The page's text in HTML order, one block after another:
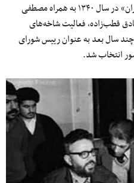
ابراهیم یزدی با تاسیس «نهضت آزادی ایران» در سال ۱۳۴۰ به همراه مصطفی
قطب‌زاده، فعالیت شاخه‌های
چند سال بعد به عنوان رییس شورای